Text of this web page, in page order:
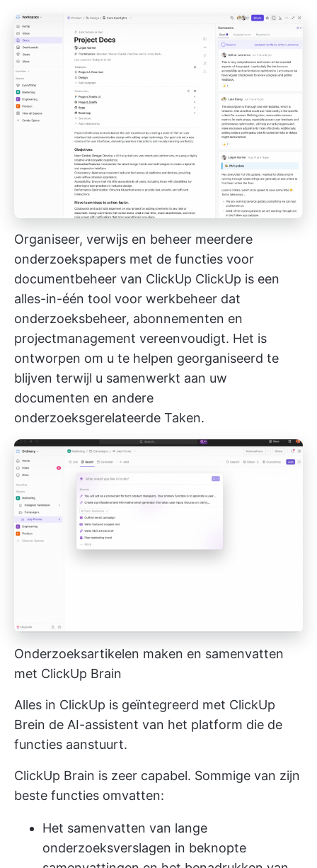
Organiseer, verwijs en beheer meerdere
onderzoekspapers met de functies voor
documentbeheer van ClickUp ClickUp is een
alles-in-één tool voor werkbeheer dat
onderzoeksbeheer, abonnementen en
projectmanagement vereenvoudigt. Het is
ontworpen om u te helpen georganiseerd te
blijven terwijl u samenwerkt aan uw
documenten en andere
onderzoeksgerelateerde Taken.
Onderzoeksartikelen maken en samenvatten
met ClickUp Brain
Alles in ClickUp is geïntegreerd met ClickUp
Brein de AI-assistent van het platform die de
functies aanstuurt.
ClickUp Brain is zeer capabel. Sommige van zijn
beste functies omvatten:
Het samenvatten van lange
onderzoeksverslagen in beknopte